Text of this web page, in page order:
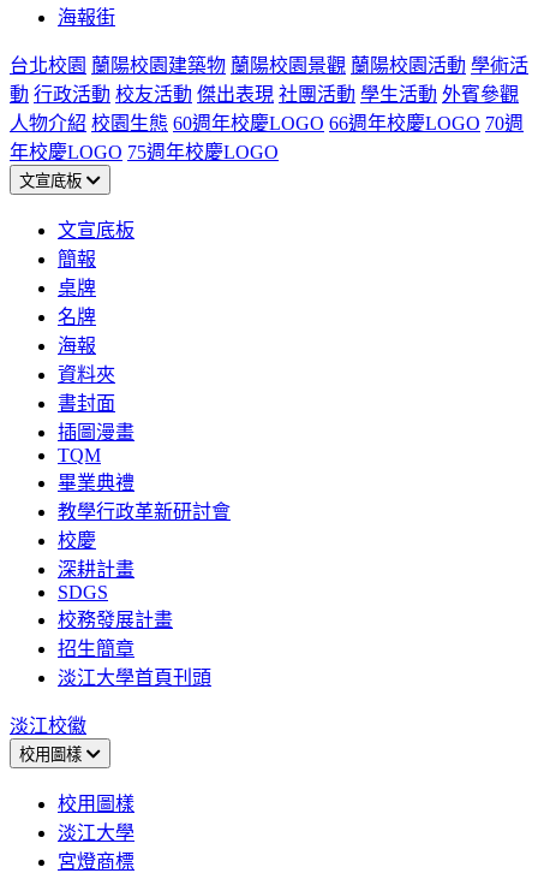
海報街
台北校園 蘭陽校園建築物 蘭陽校園景觀 蘭陽校園活動 學術活
動 行政活動 校友活動 傑出表現 社團活動 學生活動 外賓參觀
人物介紹 校園生態 60週年校慶LOGO 66週年校慶LOGO 70週
年校慶LOGO 75週年校慶LOGO
文宣底板
文宣底板
簡報
桌牌
名牌
海報
資料夾
書封面
插圖漫畫
TQM
畢業典禮
教學行政革新研討會
校慶
深耕計畫
SDGS
校務發展計畫
招生簡章
淡江大學首頁刊頭
淡江校徽
校用圖樣
校用圖樣
淡江大學
宮燈商標